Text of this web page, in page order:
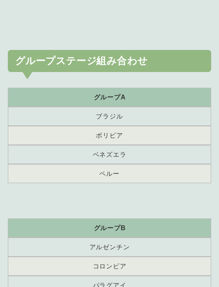
グループステージ組み合わせ
グループA
ブラジル
ボリビア
ベネズエラ
ペルー
グループB
アルゼンチン
コロンビア
パラグアイ